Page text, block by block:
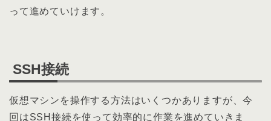
って進めていけます。
SSH接続
仮想マシンを操作する方法はいくつかありますが、今
回はSSH接続を使って効率的に作業を進めていきま